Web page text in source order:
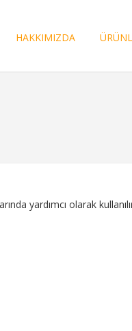
HAKKIMIZDA
yardımcı olarak